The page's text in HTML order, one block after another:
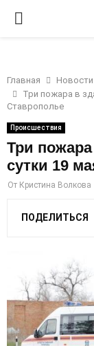
P
I
M
A
M
E
Главная Новости
Три пожара в
Ставрополье
Происшествия
Три
сутки 19
От Кристина Волкова
ПОДЕЛИТЬСЯ